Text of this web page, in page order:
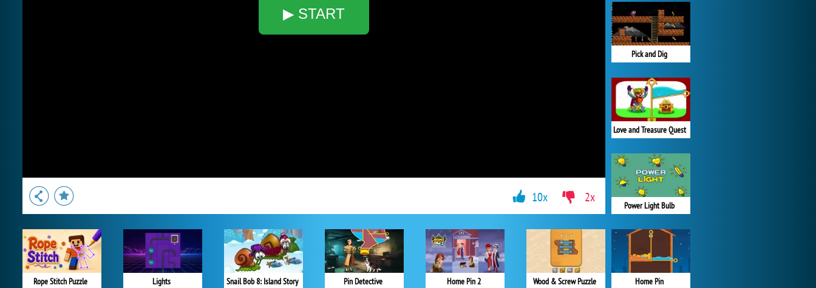
▶ START
Pick and Dig
Love and Treasure Quest
Power Light Bulb
Home Pin
Rope Stitch Puzzle Lights Snail Bob 8: Island Story Pin Detective Home Pin 2 Wood & Screw Puzzle
10x 2x